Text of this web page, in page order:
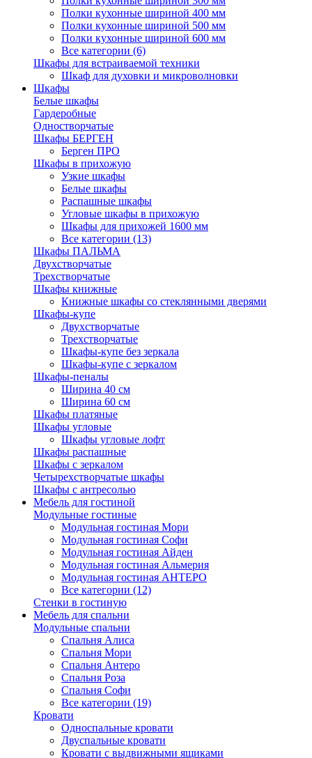
Полки кухонные шириной 400 мм
Полки кухонные шириной 500 мм
Полки кухонные шириной 600 мм
Все категории (6)
Шкафы для встраиваемой техники
Шкаф для духовки и микроволновки
Шкафы
Белые шкафы
Гардеробные
Одностворчатые
Шкафы БЕРГЕН
Берген ПРО
Шкафы в прихожую
Узкие шкафы
Белые шкафы
Распашные шкафы
Угловые шкафы в прихожую
Шкафы для прихожей 1600 мм
Все категории (13)
Шкафы ПАЛЬМА
Двухстворчатые
Трехстворчатые
Шкафы книжные
Книжные шкафы со стеклянными дверями
Шкафы-купе
Двухстворчатые
Трехстворчатые
Шкафы-купе без зеркала
Шкафы-купе с зеркалом
Шкафы-пеналы
Ширина 40 см
Ширина 60 см
Шкафы платяные
Шкафы угловые
Шкафы угловые лофт
Шкафы распашные
Шкафы с зеркалом
Четырехстворчатые шкафы
Шкафы с антресолью
Мебель для гостиной
Модульные гостиные
Модульная гостиная Мори
Модульная гостиная Софи
Модульная гостиная Айден
Модульная гостиная Альмерия
Модульная гостиная АНТЕРО
Все категории (12)
Стенки в гостиную
Мебель для спальни
Модульные спальни
Спальня Алиса
Спальня Мори
Спальня Антеро
Спальня Роза
Спальня Софи
Все категории (19)
Кровати
Односпальные кровати
Двуспальные кровати
Кровати с выдвижными ящиками